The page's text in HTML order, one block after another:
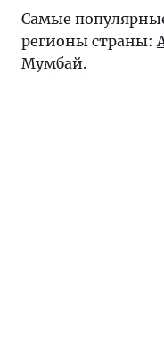
Самые
регионы страны:
Мумбай.